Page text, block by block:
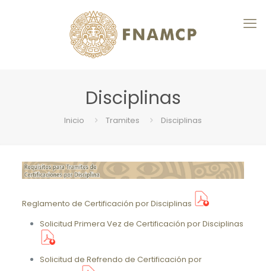
Disciplinas
Inicio Tramites Disciplinas
Reglamento de Certificación por Disciplinas
Solicitud Primera Vez de Certificación por Disciplinas
Solicitud de Refrendo de Certificación por